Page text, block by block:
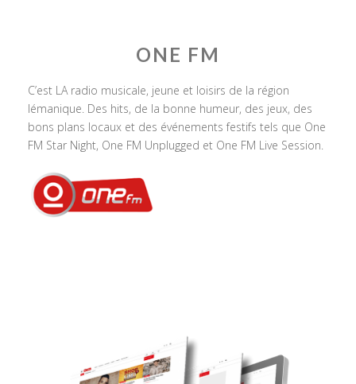
ONE FM
C’est LA radio musicale, jeune et loisirs de la région
lémanique. Des hits, de la bonne humeur, des jeux, des
bons plans locaux et des événements festifs tels que One
FM Star Night, One FM Unplugged et One FM Live Session.